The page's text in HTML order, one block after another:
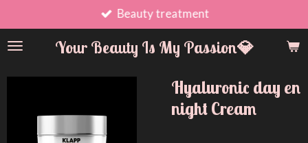
direct
naar
Your Beauty Is My Passion💎
Beauty treatment
Hyaluronic day en
night Cream